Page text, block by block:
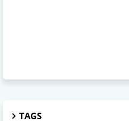
TAGS